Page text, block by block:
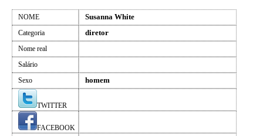
NOME Susanna White
Categoria diretor
Nome real
Salário
Sexo
homem
TWITTER
FACEBOOK